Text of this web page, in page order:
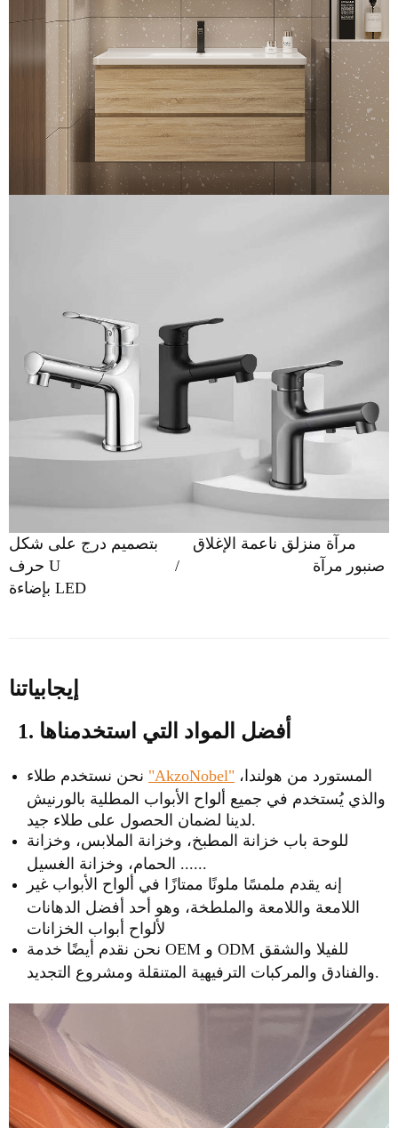
مرآة منزلق ناعمة الإغلاق
بتصميم درج على شكل
حرف U
/ صنبور مرآة
بإضاءة LED
إيجابياتنا
1. أفضل المواد التي استخدمناها
"AkzoNobel"
والذي يُستخدم في جميع ألواح الأبواب المطلية بالورنيش
للوحة باب خزانة المطبخ، وخزانة الملابس، وخزانة
إنه يقدم ملمسًا ملونًا ممتازًا في ألواح الأبواب غير
اللامعة واللامعة والملطخة، وهو أحد أفضل الدهانات
لألواح أبواب الخزانات
نحن نقدم أيضًا خدمة OEM و ODM للفيلا والشقق